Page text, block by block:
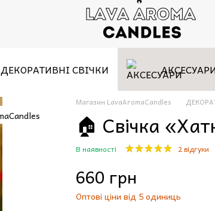
ДЕКОРАТИВНІ СВІЧКИ
Магазин LavaAromaCandles
🏠 Свічка
В наявності 2 відгуки
660 грн
Оптові ціни від 5 одиниць